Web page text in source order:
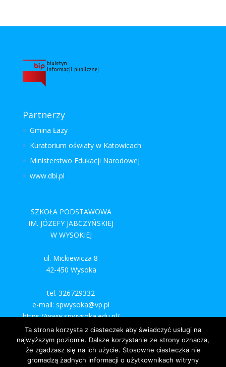
Partnerzy
Gmina Łazy
Kuratorium oświaty w Katowicach
Ministerstwo Edukacji Narodowej
www.dbi.pl
SZKOŁA PODSTAWOWA
IM. JÓZEFY JABCZYŃSKIEJ
W WYSOKIEJ
ul. Mickiewicza 8
42-450 Wysoka
tel. 326729332
e-mail: spwysoka@vp.pl
https://www.spwysoka.edu.pl/
Ta strona korzysta z ciasteczek aby świadczyć usługi na
najwyższym poziomie. Dalsze korzystanie ze strony oznacza,
że zgadzasz się na ich użycie. Stosowne ciasteczka nie
gromadzą żadnych informacji o użytkownikach witryny